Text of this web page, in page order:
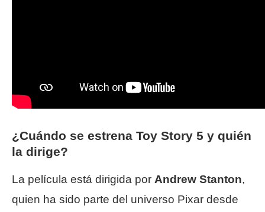
¿Cuándo se estrena Toy Story 5 y quién
la dirige?
La película está dirigida por Andrew Stanton,
quien ha sido parte del universo Pixar desde